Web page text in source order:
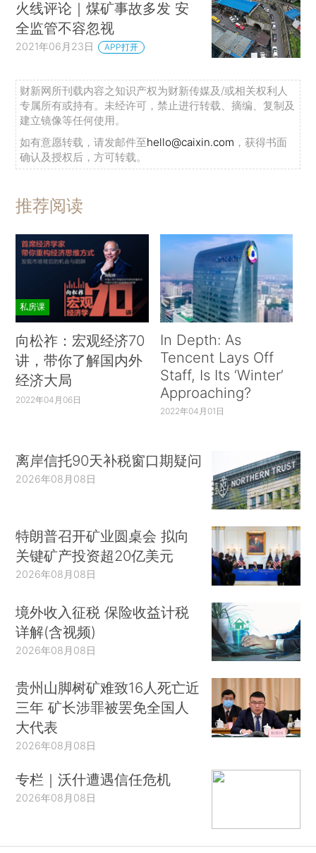
火线评论｜煤矿事故多发 安
全监管不容忽视
2021年06月23日 APP打开
财新网所刊载内容之知识产权为财新传媒及/或相关权利人
专属所有或持有。未经许可，禁止进行转载、摘编、复制及
建立镜像等任何使用。
如有意愿转载，请发邮件至hello@caixin.com ，获得书面
确认及授权后，方可转载。
推荐阅读
私房课
向松祚：宏观经济70
讲，带你了解国内外
经济大局
2022年04月06日
In Depth: As
Tencent Lays Off
Staff, Is Its ‘Winter’
Approaching?
2022年04月01日
离岸信托90天补税窗口期疑问
2026年08月08日
特朗普召开矿业圆桌会 拟向
关键矿产投资超20亿美元
2026年08月08日
境外收入征税 保险收益计税
详解(含视频)
2026年08月08日
贵州山脚树矿难致16人死亡近
三年 矿长涉罪被罢免全国人
大代表
2026年08月08日
专栏｜沃什遭遇信任危机
2026年08月08日